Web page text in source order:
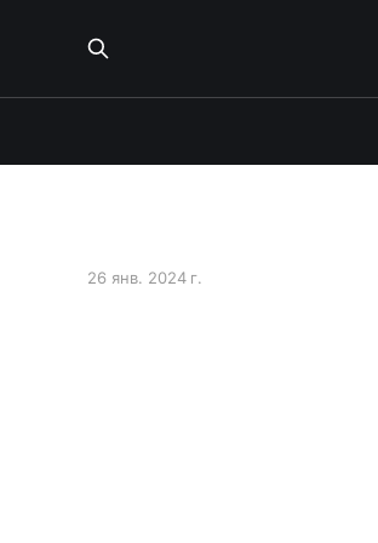
26 янв. 2024 г.